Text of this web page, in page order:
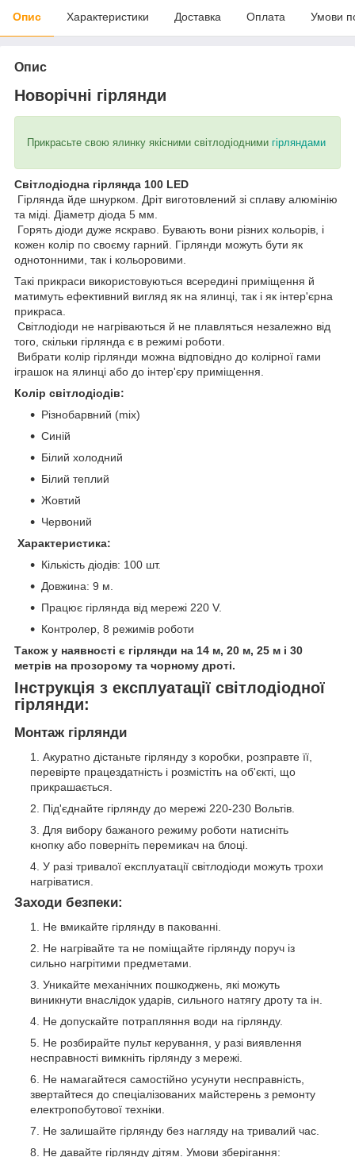
Опис Характеристики Доставка Оплата Умови
Опис
Новорічні гірлянди
Прикрасьте свою ялинку якісними світлодіодними гірляндами
Світлодіодна гірлянда 100 LED
Гірлянда йде шнурком. Дріт виготовлений зі сплаву алюмінію
та міді. Діаметр діода 5 мм.
Горять діоди дуже яскраво. Бувають вони різних кольорів, і
кожен колір по своєму гарний. Гірлянди можуть бути як
однотонними, так і кольоровими.
Такі прикраси використовуються всередині приміщення й
матимуть ефективний вигляд як на ялинці, так і як інтер'єрна
прикраса.
Світлодіоди не нагріваються й не плавляться незалежно від
того, скільки гірлянда є в режимі роботи.
Вибрати колір гірлянди можна відповідно до колірної гами
іграшок на ялинці або до інтер'єру приміщення.
Колір світлодіодів:
Різнобарвний (mix)
Синій
Білий холодний
Білий теплий
Жовтий
Червоний
Характеристика:
Кількість діодів: 100 шт.
Довжина: 9 м.
Працює гірлянда від мережі 220 V.
Контролер, 8 режимів роботи
Також у наявності є гірлянди на 14 м, 20 м, 25 м і 30
метрів на прозорому та чорному дроті.
Інструкція з експлуатації світлодіодної
гірлянди:
Монтаж гірлянди
Акуратно дістаньте гірлянду з коробки, розправте її,
перевірте працездатність і розмістіть на об'єкті, що
прикрашається.
Під'єднайте гірлянду до мережі 220-230 Вольтів.
Для вибору бажаного режиму роботи натисніть
кнопку або поверніть перемикач на блоці.
У разі тривалої експлуатації світлодіоди можуть трохи
нагріватися.
Заходи безпеки:
Не вмикайте гірлянду в пакованні.
Не нагрівайте та не поміщайте гірлянду поруч із
сильно нагрітими предметами.
Уникайте механічних пошкоджень, які можуть
виникнути внаслідок ударів, сильного натягу дроту та ін.
Не допускайте потрапляння води на гірлянду.
Не розбирайте пульт керування, у разі виявлення
несправності вимкніть гірлянду з мережі.
Не намагайтеся самостійно усунути несправність,
звертайтеся до спеціалізованих майстерень з ремонту
електропобутової техніки.
Не залишайте гірлянду без нагляду на тривалий час.
Не давайте гірлянду дітям. Умови зберігання: